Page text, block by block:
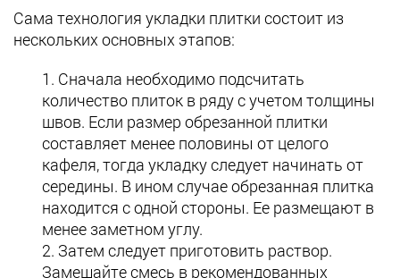
Сама технология укладки плитки состоит из
нескольких основных этапов:
Сначала необходимо подсчитать
количество плиток в ряду с учетом толщины
швов. Если размер обрезанной плитки
составляет менее половины от целого
кафеля, тогда укладку следует начинать от
середины. В ином случае обрезанная плитка
находится с одной стороны. Ее размещают в
менее заметном углу.
Затем следует приготовить раствор.
Замешайте смесь в рекомендованных